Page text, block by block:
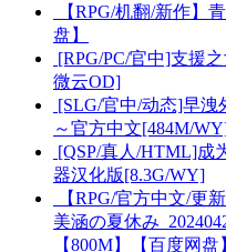
【RPG/机翻/新作】
盘】
[RPG/PC/官中]支援
微云OD]
[SLG/官中/动态]早
～官方中文[484M/
[QSP/真人/HTML]成
器汉化版[8.3G/WY]
【RPG/官方中文/更
美涵の夏休み
【800M】【百度网盘